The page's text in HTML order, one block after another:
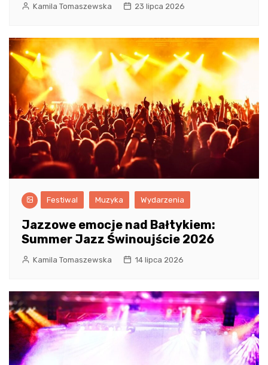
Kamila Tomaszewska 23 lipca 2026
Festiwal Muzyka Wydarzenia
Jazzowe emocje nad Bałtykiem:
Summer Jazz Świnoujście 2026
Kamila Tomaszewska 14 lipca 2026